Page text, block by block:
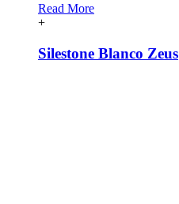
Read More
+
Silestone Blanco Zeus